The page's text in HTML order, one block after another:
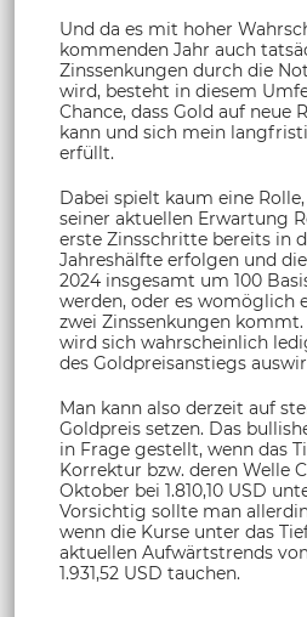
Und da es mit hoher
kommenden Jahr auch
Zinssenkungen durch die
wird, besteht in diesem
Chance, dass Gold auf neue
kann und sich mein
erfüllt.
Dabei spielt kaum eine
seiner aktuellen Erwartung
erste Zinsschritte bereits in
Jahreshälfte erfolgen und
2024 insgesamt um 100
werden, oder es womöglich
zwei Zinssenkungen
wird sich wahrscheinlich
des Goldpreisanstiegs
Man kann also derzeit auf
Goldpreis setzen. Das
in Frage gestellt, wenn das
Korrektur bzw. deren Welle
Oktober bei 1.810,10 USD
Vorsichtig sollte man
wenn die Kurse unter das
aktuellen Aufwärtstrends
1.931,52 USD tauchen.